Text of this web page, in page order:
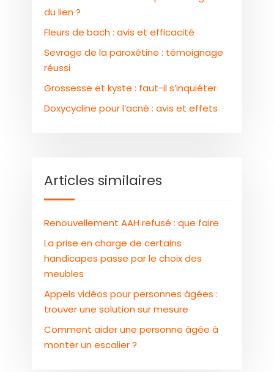
du lien ?
Fleurs de bach : avis et efficacité
Sevrage de la paroxétine : témoignage
réussi
Grossesse et kyste : faut-il s’inquiéter
Doxycycline pour l’acné : avis et effets
Articles similaires
Renouvellement AAH refusé : que faire
La prise en charge de certains
handicapes passe par le choix des
meubles
Appels vidéos pour personnes âgées :
trouver une solution sur mesure
Comment aider une personne âgée à
monter un escalier ?